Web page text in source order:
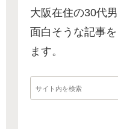
大阪在住の30代
面白そうな記事
ます。